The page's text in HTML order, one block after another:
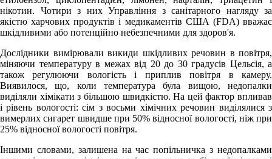
нікотин. Чотири з них Управління з санітарного нагляду за
якістю харчових продуктів і медикаментів США (FDA) вважає
шкідливими або потенційно небезпечними для здоров'я.
Дослідники вимірювали викиди шкідливих речовин в повітря,
міняючи температуру в межах від 20 до 30 градусів Цельсія, а
також регулюючи вологість і приплив повітря в камеру.
Виявилося, що, коли температура була вищою, недопалки
виділяли хімікати з більшою швидкістю. На цей фактор впливав
і рівень вологості: сім з восьми хімічних речовин виділялися з
вимерлих сигарет швидше при 50% відносної вологості, ніж при
25% відносної вологості повітря.
Іншими словами, залишена на час попільничка з недопалками